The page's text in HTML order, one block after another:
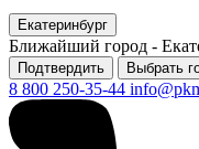
Екатеринбург
Ближайший город -
Подтвердить Выбрать
8 800 250-35-44